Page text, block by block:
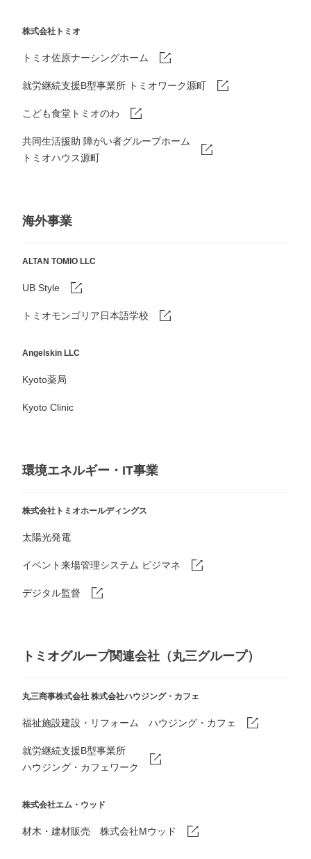
株式会社トミオ
トミオ佐原ナーシングホーム
就労継続支援B型事業所 トミオワーク源町
こども食堂トミオのわ
共同生活援助 障がい者グループホーム
トミオハウス源町
海外事業
ALTAN TOMIO LLC
UB Style
トミオモンゴリア日本語学校
Angelskin LLC
Kyoto薬局
Kyoto Clinic
環境エネルギー・IT事業
株式会社トミオホールディングス
太陽光発電
イベント来場管理システム ビジマネ
デジタル監督
トミオグループ関連会社（丸三グループ）
丸三商事株式会社 株式会社ハウジング・カフェ
福祉施設建設・リフォーム ハウジング・カフェ
就労継続支援B型事業所
ハウジング・カフェワーク
株式会社エム・ウッド
材木・建材販売 株式会社Mウッド